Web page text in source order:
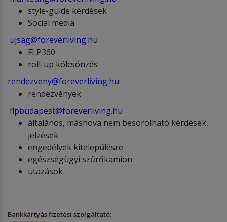
style-guide kérdések
Social media
ujsag@foreverliving.hu
FLP360
roll-up kölcsönzés
rendezveny@foreverliving.hu
rendezvények
flpbudapest@foreverliving.hu
általános, máshova nem besorolható kérdések,
jelzések
engedélyek kitelepülésre
egészségügyi szűrőkamion
utazások
Bankkártyás fizetési szolgáltató: